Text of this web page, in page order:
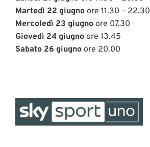
Martedì 22 giugno ore 11.30 – 22.30
Mercoledì 23 giugno ore 07.30
Giovedì 24 giugno ore 13.45
Sabato 26 giugno ore 20.00